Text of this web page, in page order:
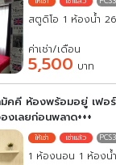
สตูดิโอ 1 ห้องน้ำ
ค่าเช่า/เดือน
5,500 บาท
คคี ห้องพร้อมอยู่ เฟอร์
งเลยก่อนพลาด+++
1 ห้องนอน 1 ห้องน้